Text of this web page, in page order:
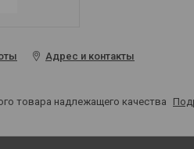
Адрес и контакты
товара надлежащего качества